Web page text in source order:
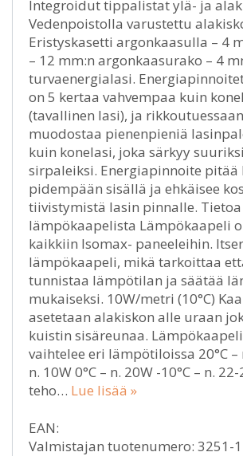
Integroidut tippalistat ylä- ja
Vedenpoistolla varustettu
Eristyskasetti argonkaasulla – 4
– 12 mm:n argonkaasurako – 4
turvaenergialasi.
on 5 kertaa vahvempaa kuin
(tavallinen lasi), ja
muodostaa pienenpieniä
kuin konelasi, joka särkyy
sirpaleiksi. Energiapinnoite pitää
pidempään sisällä ja ehkäisee
tiivistymistä lasin pinnalle. Tietoa
lämpökaapelista Lämpökaapeli
kaikkiin Isomax- paneeleihin.
lämpökaapeli, mikä tarkoittaa
tunnistaa lämpötilan ja säätää
mukaiseksi. 10W/metri (10°C)
asetetaan alakiskon alle uraan
kuistin sisäreunaa.
vaihtelee eri lämpötiloissa 20°C –
n. 10W 0°C – n. 20W -10°C – n.
teho… Lue lisää »
EAN:
Valmistajan tuotenumero: 3251-